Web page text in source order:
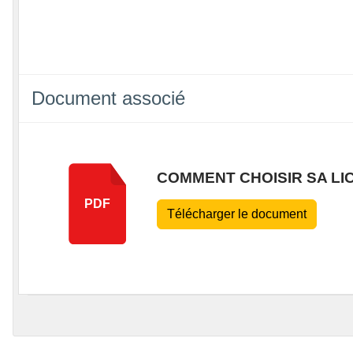
Document associé
PDF
COMMENT CHOISIR SA
Télécharger le document